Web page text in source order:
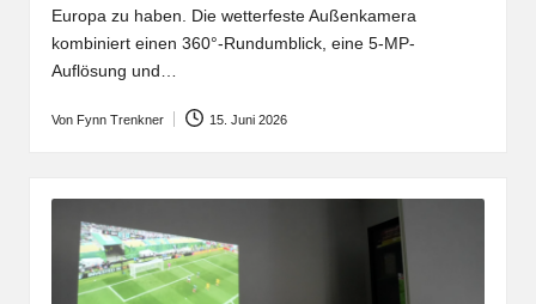
Europa zu haben. Die wetterfeste Außenkamera
kombiniert einen 360°-Rundumblick, eine 5-MP-
Auflösung und…
Posted
Von Fynn Trenkner 15. Juni 2026